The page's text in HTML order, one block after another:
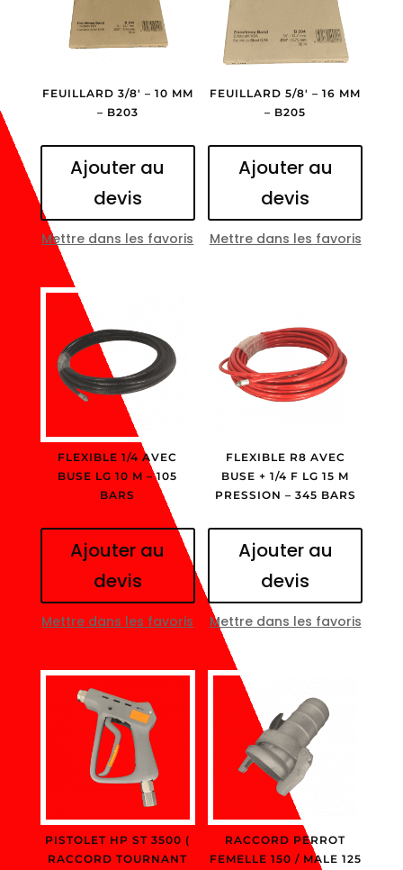
FEUILLARD 3/8′ – 10 MM
– B203
Ajouter au
devis
Mettre dans les favoris
FEUILLARD 5/8′ – 16 MM
– B205
Ajouter au
devis
Mettre dans les favoris
FLEXIBLE 1/4 AVEC
BUSE LG 10 M – 105
BARS
Ajouter au
devis
Mettre dans les favoris
FLEXIBLE R8 AVEC
BUSE + 1/4 F LG 15 M
PRESSION – 345 BARS
Ajouter au
devis
Mettre dans les favoris
PISTOLET HP ST 3500 (
RACCORD TOURNANT
RACCORD PERROT
FEMELLE 150 / MALE 125